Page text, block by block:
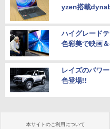
yzen搭載
ハイグレード
色彩美で映画
レイズのパワ
色登場!!
本サイトのご利用について